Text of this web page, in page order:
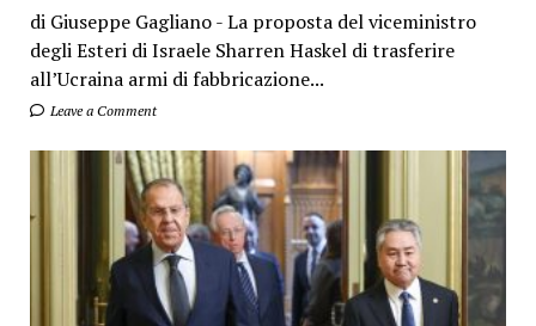
di Giuseppe Gagliano - La proposta del viceministro
degli Esteri di Israele Sharren Haskel di trasferire
all’Ucraina armi di fabbricazione...
Leave a Comment